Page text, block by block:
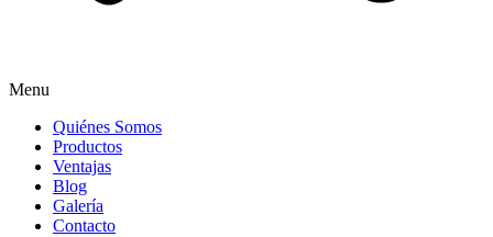
Menu
Quiénes Somos
Productos
Ventajas
Blog
Galería
Contacto